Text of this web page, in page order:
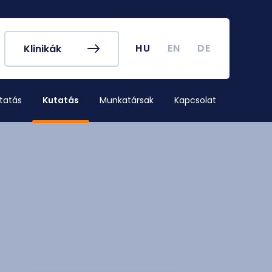
Klinikák HU EN DE
Kutatás Munkatársak Kapcsolat
Tanulmányi naptár